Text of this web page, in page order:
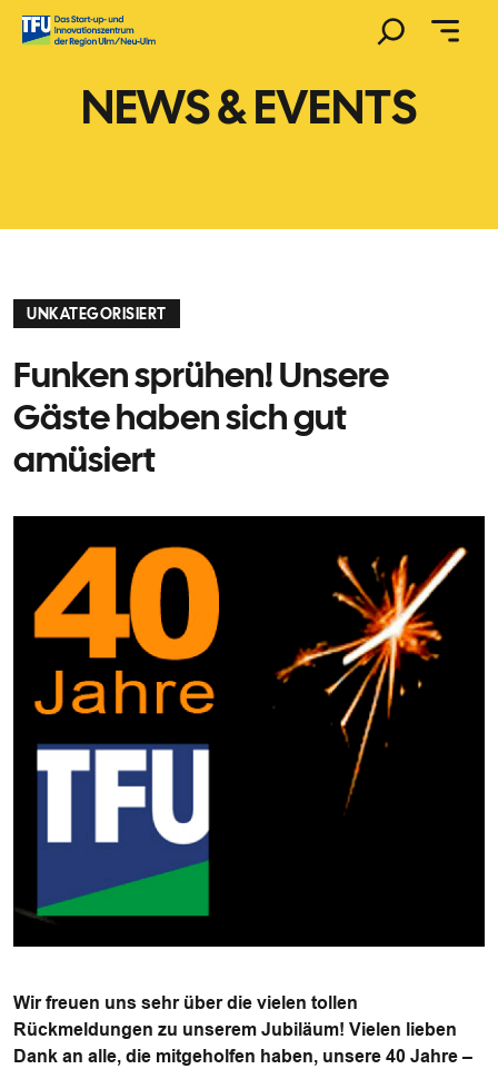
Zum
Inhalt
NEWS & EVENTS
UNKATEGORISIERT
Funken sprühen! Unsere
Gäste haben sich gut
amüsiert
Wir freuen uns sehr über die vielen tollen
Rückmeldungen zu unserem Jubiläum! Vielen lieben
Dank an alle, die mitgeholfen haben, unsere 40 Jahre –